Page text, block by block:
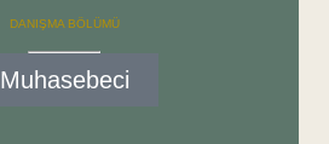
DANIŞMA BÖLÜMÜ
Muhasebeci